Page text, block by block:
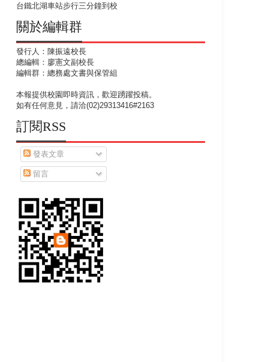
台鐵北湖車站步行三分鐘到校
關於編輯群
發行人：陳振遠校長
總編輯：廖憲文副校長
編輯群：總務處文書與保管組
本報提供校園即時資訊，歡迎踴躍投稿。
如有任何意見，請洽(02)29313416#2163
訂閱RSS
發表文章
留言